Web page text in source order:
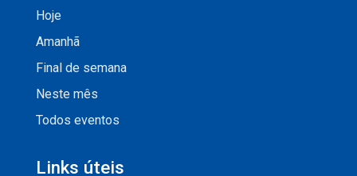
Hoje
Amanhã
Final de semana
Neste mês
Todos eventos
Links úteis